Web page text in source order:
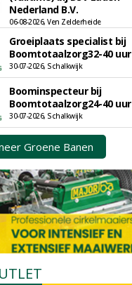
Nederland B.V.
06-08-2026, Ven Zelderheide
Groeiplaats specialist bij
Boomtotaalzorg32-40 uur
30-07-2026, Schalkwijk
Boominspecteur bij
Boomtotaalzorg24-40 uur
30-07-2026, Schalkwijk
Groene Banen